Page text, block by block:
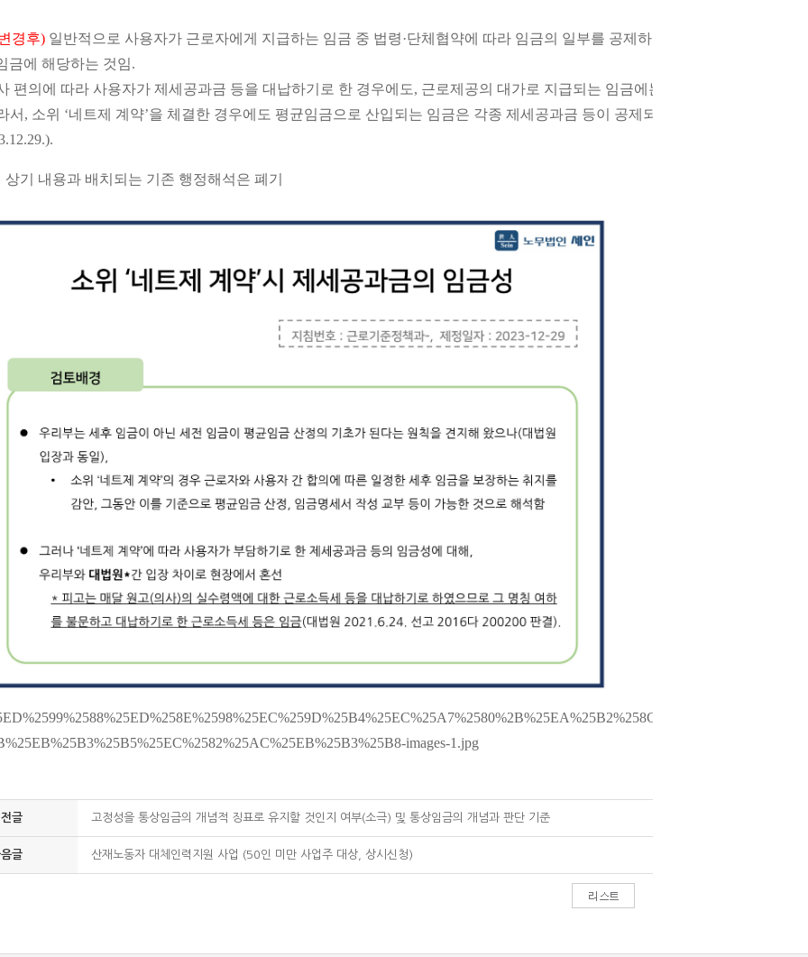
경후) 일반적으로 사용자가 근로자에게 지급하는 임금 중 법령·단체협약에 따라 임금의 일부를 공제하여 원천징수하는 경우,
금에 해당하는 것임.
편의에 따라 사용자가 제세공과금 등을 대납하기로 한 경우에도, 근로제공의 대가로 지급되는 임금에는 영향을 미치지 못함.
서, 소위 ‘네트제 계약’을 체결한 경우에도 평균임금으로 산입되는 임금은 각종 제세공과금 등이 공제되기 전으로 보는 것이
기 내용과 배치되는 기존 행정해석은 폐기
글 고정성을 통상임금의 개념적 징표로 유지할 것인지 여부(소극) 및 통상임금의 개념과 판단 기준
글 산재노동자 대체인력지원 사업 (50인 미만 사업주 대상, 상시신청)